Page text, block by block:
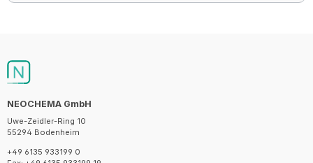
NEOCHEMA GmbH
Uwe-Zeidler-Ring 10
55294 Bodenheim
+49 6135 933199 0